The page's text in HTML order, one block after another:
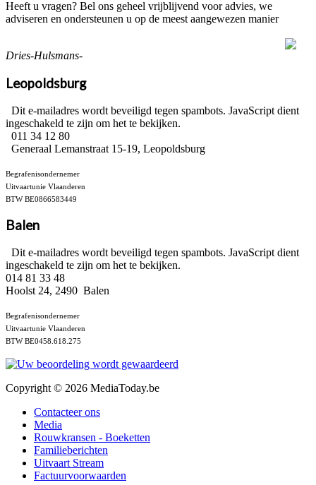
Heeft u vragen? Bel ons geheel vrijblijvend voor advies, we
adviseren en ondersteunen u op de meest aangewezen manier
Dries-Hulsmans-
Leopoldsburg
Dit e-mailadres wordt beveiligd tegen spambots. JavaScript dient
ingeschakeld te zijn om het te bekijken.
011 34 12 80
Generaal Lemanstraat 15-19, Leopoldsburg
Begrafenisondernemer
Uitvaartunie Vlaanderen
BTW BE0866583449
Balen
Dit e-mailadres wordt beveiligd tegen spambots. JavaScript dient
ingeschakeld te zijn om het te bekijken.
014 81 33 48
Hoolst 24, 2490 Balen
Begrafenisondernemer
Uitvaartunie Vlaanderen
BTW BE0458.618.275
Copyright © 2026 MediaToday.be
Contacteer ons
Media
Rouwkransen - Boeketten
Familieberichten
Uitvaart Stream
Factuurvoorwaarden